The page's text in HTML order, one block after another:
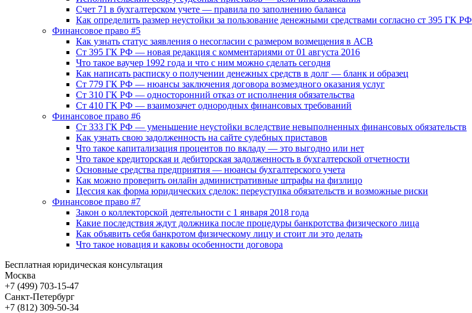
Счет 71 в бухгалтерском учете — правила по заполнению баланса
Как определить размер неустойки за пользование денежными средствами согласно ст 395 ГК РФ
Финансовое право #5
Как узнать статус заявления о несогласии с размером возмещения в АСВ
Ст 395 ГК РФ — новая редакция с комментариями от 01 августа 2016
Что такое ваучер 1992 года и что с ним можно сделать сегодня
Как написать расписку о получении денежных средств в долг — бланк и образец
Ст 779 ГК РФ — нюансы заключения договора возмездного оказания услуг
Ст 310 ГК РФ — односторонний отказ от исполнения обязательства
Ст 410 ГК РФ — взаимозачет однородных финансовых требований
Финансовое право #6
Ст 333 ГК РФ — уменьшение неустойки вследствие невыполненных финансовых обязательств
Как узнать свою задолженность на сайте судебных приставов
Что такое капитализация процентов по вкладу — это выгодно или нет
Что такое кредиторская и дебиторская задолженность в бухгалтерской отчетности
Основные средства предприятия — нюансы бухгалтерского учета
Как можно проверить онлайн административные штрафы на физлицо
Цессия как форма юридических сделок: переуступка обязательств и возможные риски
Финансовое право #7
Закон о коллекторской деятельности с 1 января 2018 года
Какие последствия ждут должника после процедуры банкротства физического лица
Как объявить себя банкротом физическому лицу и стоит ли это делать
Что такое новация и каковы особенности договора
Бесплатная юридическая консультация
Москва
+7 (499) 703-15-47
Санкт-Петербург
+7 (812) 309-50-34